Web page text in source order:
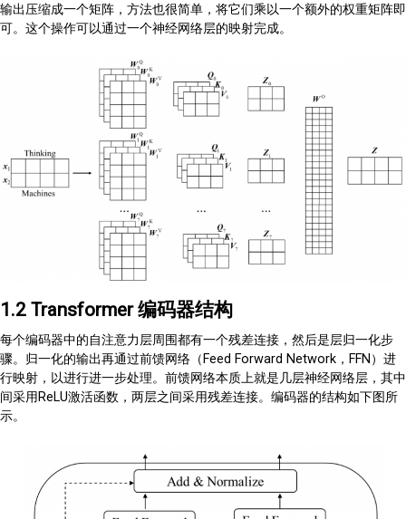
输出压缩成一个矩阵，方法也很简单，将它们乘以一个额外的权重矩阵即
可。这个操作可以通过一个神经网络层的映射完成。
1.2 Transformer 编码器结构
每个编码器中的自注意力层周围都有一个残差连接，然后是层归一化步
骤。归一化的输出再通过前馈网络（Feed Forward Network，FFN）进
行映射，以进行进一步处理。前馈网络本质上就是几层神经网络层，其中
间采用ReLU激活函数，两层之间采用残差连接。编码器的结构如下图所
示。